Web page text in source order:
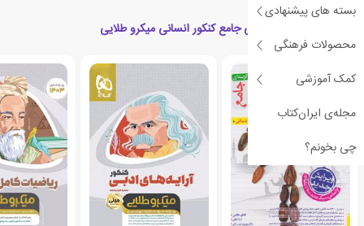
بسته های پیشنهادی
محصولات فرهنگی
کمک آموزشی
مجله‌ی ایران‌کتاب
چی بخونم؟
محصولات مرتبط با عربی جامع کنکور انسانی میکرو طلایی